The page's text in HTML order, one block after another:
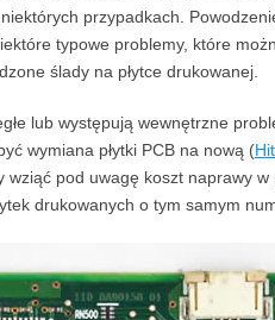
niektórych przypadkach.
typowe problemy, które
ślady na płytce drukowanej.
lub występują wewnętrzne
wymiana płytki PCB na nową (
wziąć pod uwagę koszt naprawy
drukowanych o tym samym